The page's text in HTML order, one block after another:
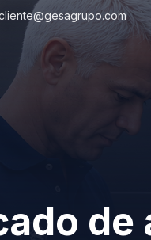
de